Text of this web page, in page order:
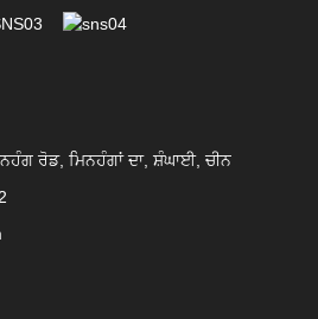
ਰੋਡ, ਮਿਨਹੰਗਾਂ ਦਾ, ਸ਼ੰਘਾਈ, ਚੀਨ